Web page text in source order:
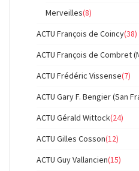
Merveilles(8)
ACTU François de Coincy(38)
ACTU François de Combret
ACTU Frédéric Vissense(7)
ACTU Gary F. Bengier (San
ACTU Gérald Wittock(24)
ACTU Gilles Cosson(12)
ACTU Guy Vallancien(15)